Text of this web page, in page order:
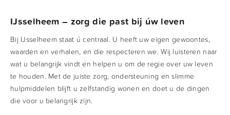
IJsselheem – zorg die past bij úw leven
Bij IJsselheem staat ú centraal. U heeft uw eigen gewoontes,
waarden en verhalen, en die respecteren we. Wij luisteren naar
wat u belangrijk vindt en helpen u om de regie over uw leven
te houden. Met de juiste zorg, ondersteuning en slimme
hulpmiddelen blijft u zelfstandig wonen en doet u de dingen
die voor u belangrijk zijn.